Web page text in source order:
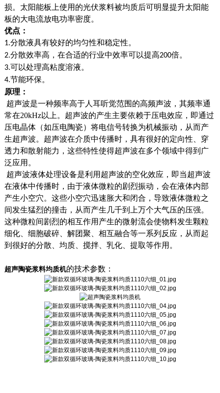
损。太阳能板上使用的光伏浆料被均质后可明显提升太阳能
板的大电流放电功率密度。
优点：
1.分散液具有较好的均匀性和稳定性。
2.分散效率高，在合适的行业中效率可以提高200倍。
3.可以处理高粘度溶液。
4.节能环保。
原理：
超声波是一种频率高于人耳听觉范围的高频声波，其频率通
常在20kHz以上。超声波的产生主要依赖于压电效应，即通过
压电晶体（如压电陶瓷）将电信号转换为机械振动，从而产
生超声波。超声波在介质中传播时，具有很好的定向性、穿
透力和散射能力，这些特性使得超声波在多个领域中得到广
泛应用。
超声波液体处理设备是利用超声波的空化效应，即当超声波
在液体中传播时，由于液体微粒的剧烈振动，会在液体内部
产生小空穴。这些小空穴迅速胀大和闭合，导致液体微粒之
间发生猛烈的撞击，从而产生几千到上万个大气压的压强。
这种微粒间剧烈的相互作用产生的微射流会使物料发生颗粒
细化、细胞破碎、解团聚、相互融合等一系列反应，从而起
到很好的分散、均质、搅拌、乳化、提取等作用。
超声陶瓷浆料均质机的技术参数：